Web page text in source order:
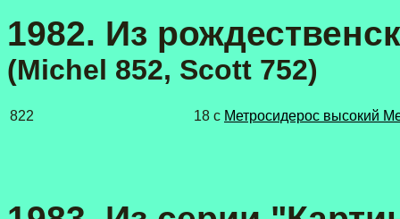
1982. Из
(Michel 852, Scott 752)
822 18 c Метросидерос высокий